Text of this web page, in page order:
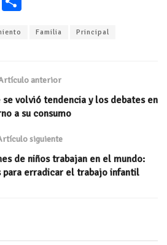
m
ar
ti
r
Familia Principal
anterior
se volvió tendencia y los debates en
a su consumo
siguiente
de niños trabajan en el mundo:
para erradicar el trabajo infantil